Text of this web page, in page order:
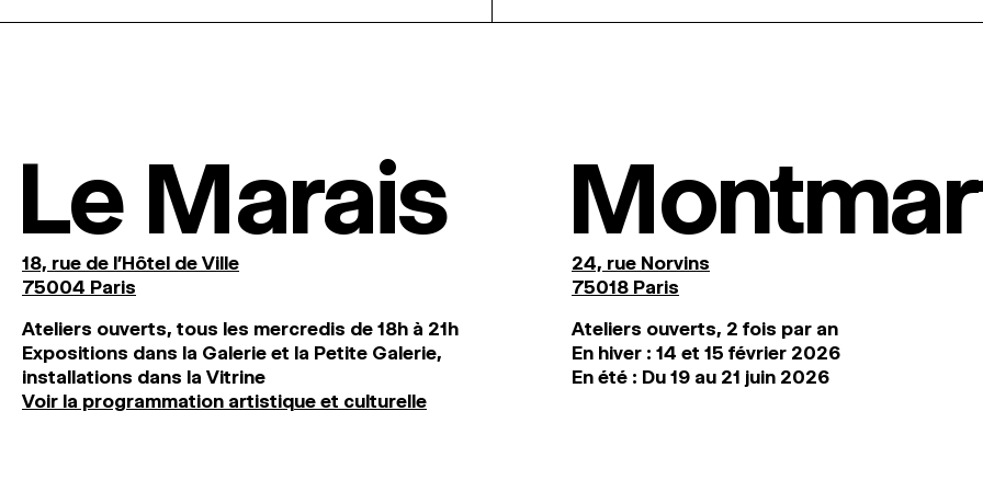
Le Marais
18, rue de l'Hôtel de Ville
75004 Paris
Ateliers ouverts, tous les mercredis de 18h à 21h
Expositions dans la Galerie et la Petite Galerie,
installations dans la Vitrine
Voir la programmation artistique et culturelle
24, rue Norvins
75018 Paris
Ateliers ouverts, 2 fois par an
En hiver : 14 et 15 février 2026
En été : Du 19 au 21 juin 2026